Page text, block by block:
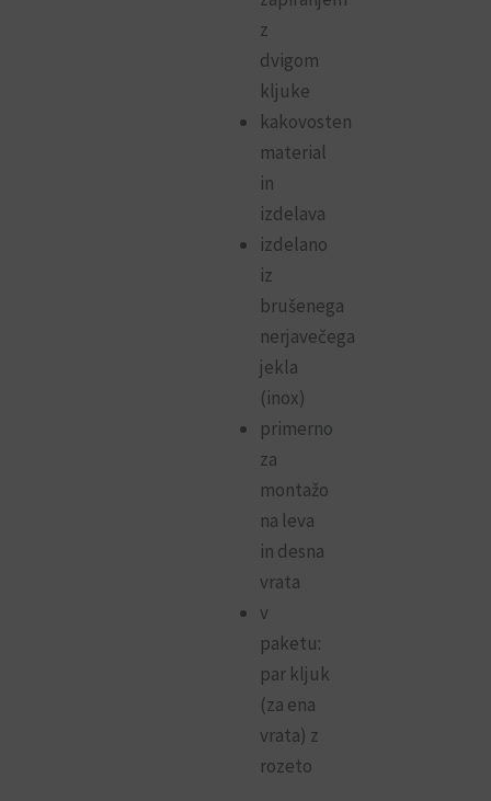
z
dvigom
kljuke
kakovosten
material
in
izdelava
izdelano
iz
brušenega
nerjavečega
jekla
(inox)
primerno
za
montažo
na leva
in desna
vrata
v
paketu:
par kljuk
(za ena
vrata) z
rozeto